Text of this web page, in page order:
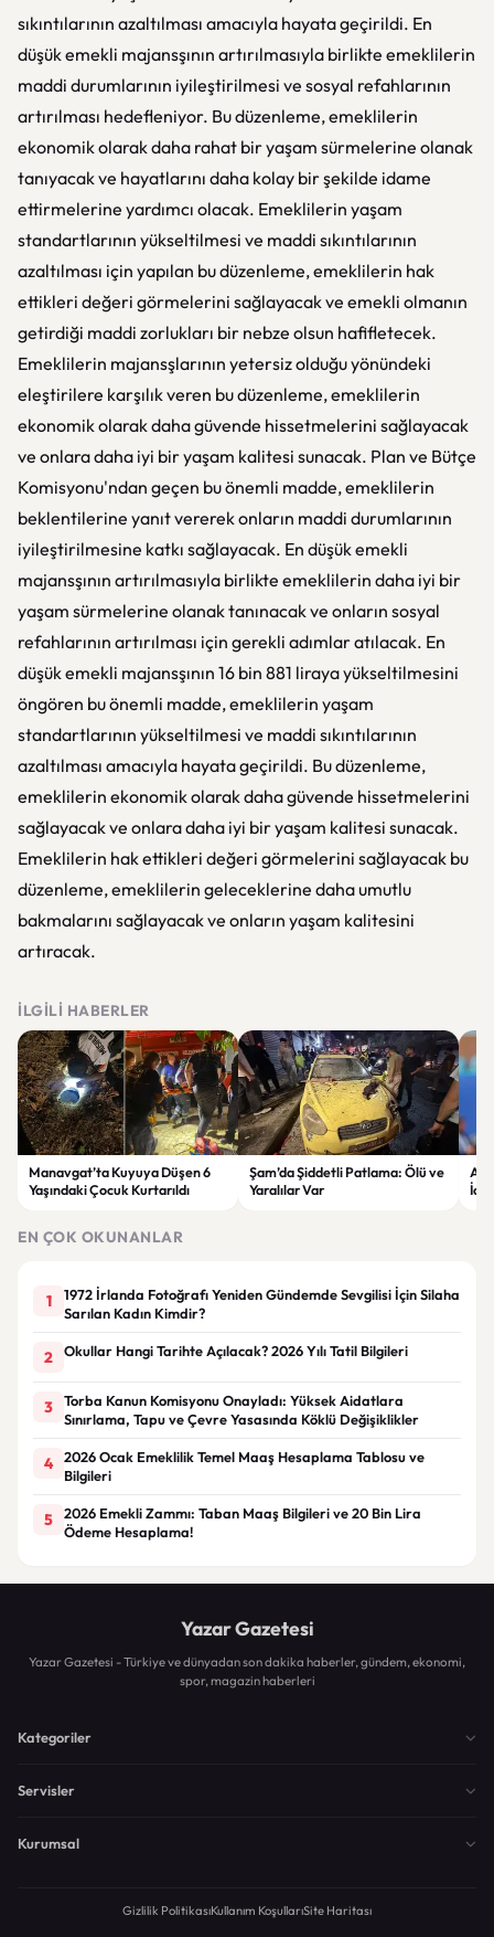
sıkıntılarının azaltılması amacıyla hayata geçirildi. En
düşük emekli majansşının artırılmasıyla birlikte emeklilerin
maddi durumlarının iyileştirilmesi ve sosyal refahlarının
artırılması hedefleniyor. Bu düzenleme, emeklilerin
ekonomik olarak daha rahat bir yaşam sürmelerine olanak
tanıyacak ve hayatlarını daha kolay bir şekilde idame
ettirmelerine yardımcı olacak. Emeklilerin yaşam
standartlarının yükseltilmesi ve maddi sıkıntılarının
azaltılması için yapılan bu düzenleme, emeklilerin hak
ettikleri değeri görmelerini sağlayacak ve emekli olmanın
getirdiği maddi zorlukları bir nebze olsun hafifletecek.
Emeklilerin majansşlarının yetersiz olduğu yönündeki
eleştirilere karşılık veren bu düzenleme, emeklilerin
ekonomik olarak daha güvende hissetmelerini sağlayacak
ve onlara daha iyi bir yaşam kalitesi sunacak. Plan ve Bütçe
Komisyonu'ndan geçen bu önemli madde, emeklilerin
beklentilerine yanıt vererek onların maddi durumlarının
iyileştirilmesine katkı sağlayacak. En düşük emekli
majansşının artırılmasıyla birlikte emeklilerin daha iyi bir
yaşam sürmelerine olanak tanınacak ve onların sosyal
refahlarının artırılması için gerekli adımlar atılacak. En
düşük emekli majansşının 16 bin 881 liraya yükseltilmesini
öngören bu önemli madde, emeklilerin yaşam
standartlarının yükseltilmesi ve maddi sıkıntılarının
azaltılması amacıyla hayata geçirildi. Bu düzenleme,
emeklilerin ekonomik olarak daha güvende hissetmelerini
sağlayacak ve onlara daha iyi bir yaşam kalitesi sunacak.
Emeklilerin hak ettikleri değeri görmelerini sağlayacak bu
düzenleme, emeklilerin geleceklerine daha umutlu
bakmalarını sağlayacak ve onların yaşam kalitesini
artıracak.
İLGILI HABERLER
Manavgat’ta Kuyuya Düşen 6
Yaşındaki Çocuk Kurtarıldı
Şam’da Şiddetli Patlama: Ölü ve
Yaralılar Var
EN ÇOK OKUNANLAR
1
1972 İrlanda Fotoğrafı Yeniden Gündemde Sevgilisi İçin Silaha
Sarılan Kadın Kimdir?
2 Okullar Hangi Tarihte Açılacak? 2026 Yılı Tatil Bilgileri
3
Torba Kanun Komisyonu Onayladı: Yüksek Aidatlara
Sınırlama, Tapu ve Çevre Yasasında Köklü Değişiklikler
4
2026 Ocak Emeklilik Temel Maaş Hesaplama Tablosu ve
Bilgileri
5
2026 Emekli Zammı: Taban Maaş Bilgileri ve 20 Bin Lira
Ödeme Hesaplama!
Yazar Gazetesi
Yazar Gazetesi - Türkiye ve dünyadan son dakika haberler, gündem, ekonomi,
spor, magazin haberleri
Kategoriler
Servisler
Kurumsal
Gizlilik PolitikasıKullanım KoşullarıSite Haritası